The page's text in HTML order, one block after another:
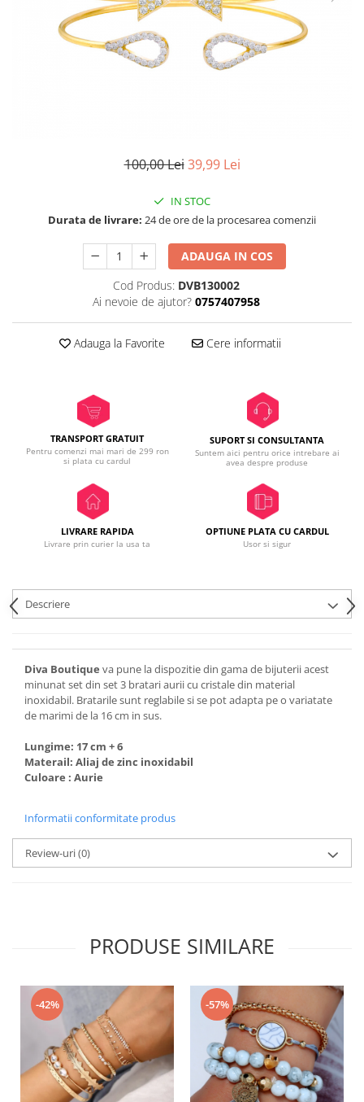
100,00 Lei 39,99 Lei
IN STOC
Durata de livrare: 24 de ore de la procesarea comenzii
ADAUGA IN COS
Cod Produs: DVB130002
Ai nevoie de ajutor? 0757407958
Adauga la Favorite Cere informatii
TRANSPORT GRATUIT
Pentru comenzi mai mari de 299 ron
si plata cu cardul
SUPORT SI CONSULTANTA
Suntem aici pentru orice intrebare ai
avea despre produse
LIVRARE RAPIDA
Livrare prin curier la usa ta
OPTIUNE PLATA CU CARDUL
Usor si sigur
Descriere
Diva Boutique va pune la dispozitie din gama de bijuterii acest
minunat set din set 3 bratari aurii cu cristale din material
inoxidabil. Bratarile sunt reglabile si se pot adapta pe o variatate
de marimi de la 16 cm in sus.
Lungime: 17 cm + 6
Materail: Aliaj de zinc inoxidabil
Culoare : Aurie
Informatii conformitate produs
Review-uri(0)
PRODUSE SIMILARE
-42% -57%